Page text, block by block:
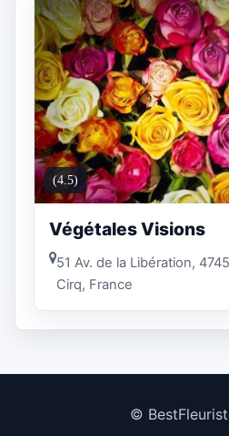
(4.5)
Végétales Visions
51 Av. de la Libération,
Cirq, France
©